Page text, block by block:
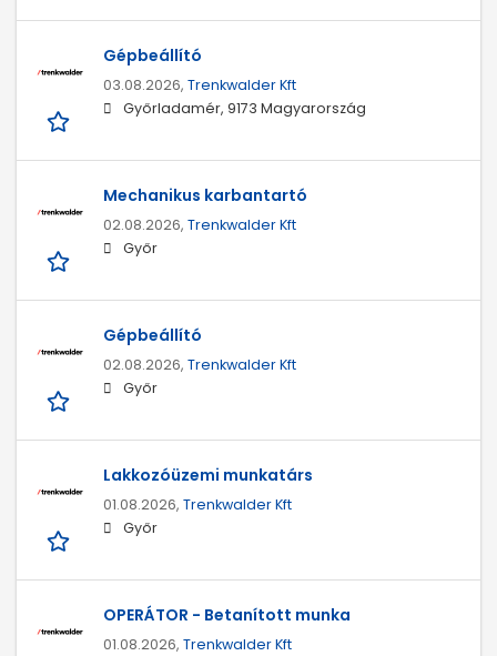
Gépbeállító
03.08.2026, Trenkwalder Kft
Győrladamér, 9173 Magyarország
Mechanikus karbantartó
02.08.2026, Trenkwalder Kft
Győr
Gépbeállító
02.08.2026, Trenkwalder Kft
Győr
Lakkozóüzemi munkatárs
01.08.2026, Trenkwalder Kft
Győr
OPERÁTOR - Betanított munka
01.08.2026, Trenkwalder Kft